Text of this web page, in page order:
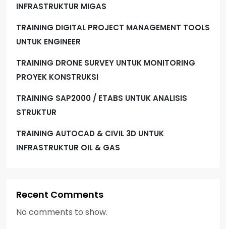
INFRASTRUKTUR MIGAS
TRAINING DIGITAL PROJECT MANAGEMENT TOOLS
UNTUK ENGINEER
TRAINING DRONE SURVEY UNTUK MONITORING
PROYEK KONSTRUKSI
TRAINING SAP2000 / ETABS UNTUK ANALISIS
STRUKTUR
TRAINING AUTOCAD & CIVIL 3D UNTUK
INFRASTRUKTUR OIL & GAS
Recent Comments
No comments to show.